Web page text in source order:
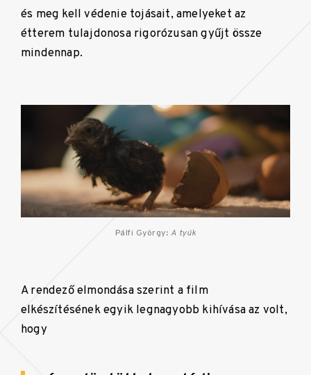
és meg kell védenie tojásait, amelyeket az
étterem tulajdonosa rigorózusan gyűjt össze
mindennap.
Pálfi György: A tyúk
A rendező elmondása szerint a film
elkészítésének egyik legnagyobb kihívása az volt,
hogy